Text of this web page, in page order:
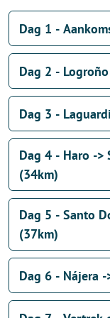
Dag 1 -
Dag 2 -
Dag 3 -
Dag 4 - Haro ->
(34km)
Dag 5 - Santo
(37km)
Dag 6 - Nájera